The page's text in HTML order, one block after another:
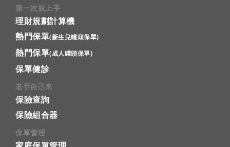
第一次就上手
理財規劃計算機
熱門保單(新生兒罐頭保單)
熱門保單(成人罐頭保單)
保單健診
老手自己來
保險查詢
保險組合器
保單管理